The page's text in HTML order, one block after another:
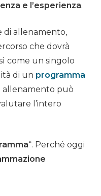
e l’esperienza.
di allenamento,
che dovrà
come un singolo
di un programma
allenamento può
l’intero
“. Perché oggi